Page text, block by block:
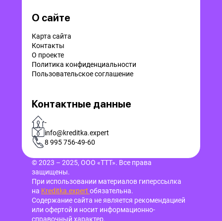
О сайте
Карта сайта
Контакты
О проекте
Политика конфиденциальности
Пользовательское соглашение
Контактные данные
-
info@kreditka.expert
8 995 756-49-60
© 2023 – 2025, ООО «ТТТ». Все права
защищены.
При использовании материалов гиперссылка
на Kreditka.expert обязательна.
Содержание сайта не является рекомендацией
или офертой и носит информационно-
справочный характер.